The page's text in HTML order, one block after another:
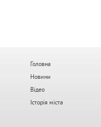
Головна
Новини
Відео
Історія міста